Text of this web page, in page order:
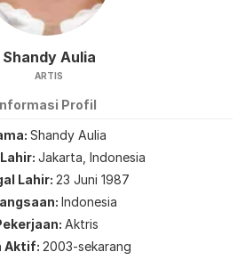
Shandy Aulia
ARTIS
Profil
Shandy Aulia
Jakarta, Indonesia
Lahir 23 Juni 1987
Indonesia
Aktris
Aktif 2003-sekarang